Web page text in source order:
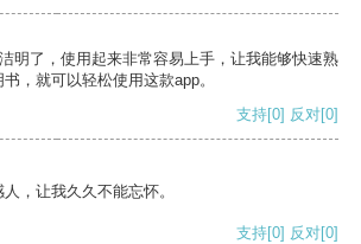
明了，使用起来非常容易上手，让我能够快速熟
，就可以轻松使用这款app。
支持[0] 反对[0]
，让我久久不能忘怀。
支持[0] 反对[0]